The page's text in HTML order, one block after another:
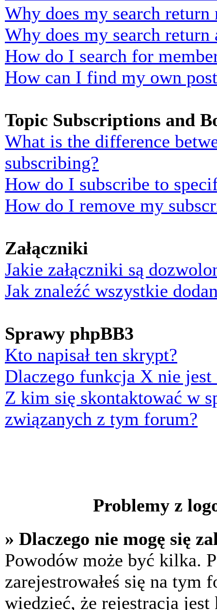
Why does my search return
Why does my search return
How do I search for
How can I find my own
Topic Subscriptions and
What is the difference
subscribing?
How do I subscribe to
How do I remove my
Załączniki
Jakie załączniki są
Jak znaleźć wszystkie
Sprawy phpBB3
Kto napisał ten skrypt?
Dlaczego funkcja X nie jest
Z kim się skontaktować w
związanych z tym forum?
Problemy z
» Dlaczego nie mogę się
Powodów może być kilka.
zarejestrowałeś się na tym
wiedzieć, że rejestracja